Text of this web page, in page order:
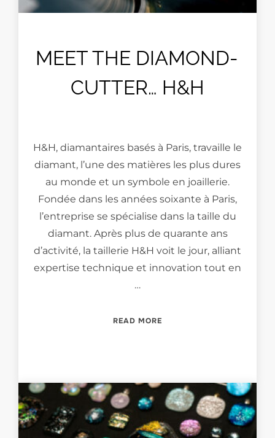
MEET THE DIAMOND-
CUTTER… H&H
H&H, diamantaires basés à Paris, travaille le
diamant, l’une des matières les plus dures
au monde et un symbole en joaillerie.
Fondée dans les années soixante à Paris,
l’entreprise se spécialise dans la taille du
diamant. Après plus de quarante ans
d’activité, la taillerie H&H voit le jour, alliant
expertise technique et innovation tout en
…
READ MORE